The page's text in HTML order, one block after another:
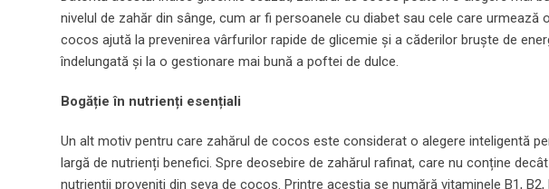
nivelul de zahăr din sânge, cum ar fi persoanele cu diabet sau cele care
cocos ajută la prevenirea vârfurilor rapide de glicemie și a căderilor bruște de
îndelungată și la o gestionare mai bună a poftei de dulce.
Bogăție în nutrienți esențiali
Un alt motiv pentru care zahărul de cocos este considerat o alegere inteligentă
largă de nutrienți benefici. Spre deosebire de zahărul rafinat, care nu conține
nutrienții proveniți din seva de cocos. Printre aceștia se numără vitaminele B1,